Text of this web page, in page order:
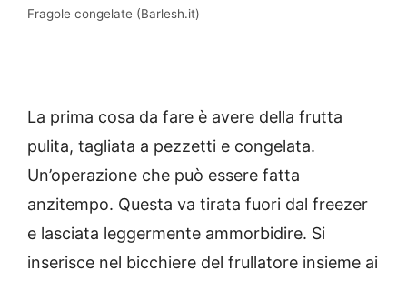
Fragole congelate (Barlesh.it)
La prima cosa da fare è avere della frutta
pulita, tagliata a pezzetti e congelata.
Un’operazione che può essere fatta
anzitempo. Questa va tirata fuori dal freezer
e lasciata leggermente ammorbidire. Si
inserisce nel bicchiere del frullatore insieme ai